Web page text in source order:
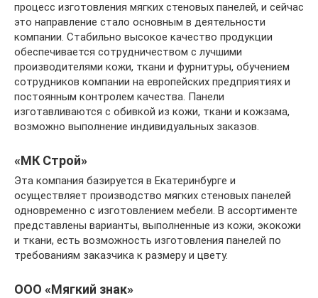
процесс изготовления мягких стеновых панелей, и сейчас
это направление стало основным в деятельности
компании. Стабильно высокое качество продукции
обеспечивается сотрудничеством с лучшими
производителями кожи, ткани и фурнитуры, обучением
сотрудников компании на европейских предприятиях и
постоянным контролем качества. Панели
изготавливаются с обивкой из кожи, ткани и кожзама,
возможно выполнение индивидуальных заказов.
«МК Cтрой»
Эта компания базируется в Екатеринбурге и
осуществляет производство мягких стеновых панелей
одновременно с изготовлением мебели. В ассортименте
представлены варианты, выполненные из кожи, экокожи
и ткани, есть возможность изготовления панелей по
требованиям заказчика к размеру и цвету.
ООО «Мягкий знак»